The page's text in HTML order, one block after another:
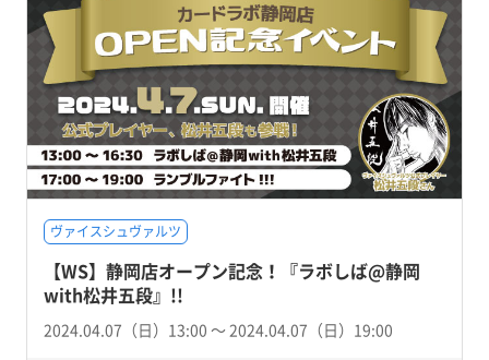
ヴァイスシュヴァルツ
【WS】静岡店オープン記念！『ラボしば@静岡
with松井五段』!!
2024.04.07（日）13:00 〜 2024.04.07（日）19:00